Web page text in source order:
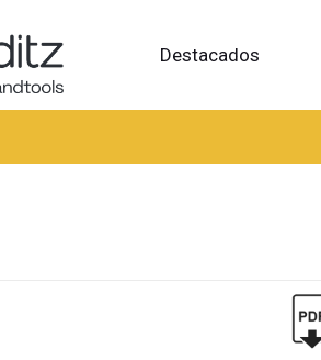
Destacados